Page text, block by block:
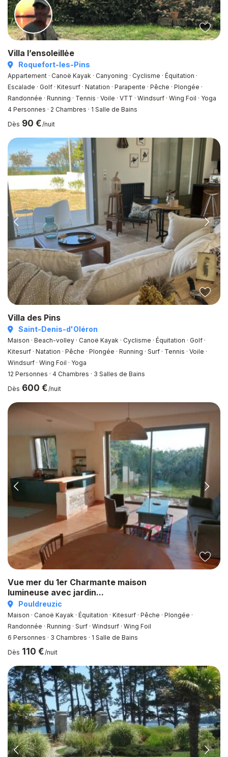
Villa l’ensoleillėe
Roquefort-les-Pins
Appartement · Canoë Kayak · Canyoning · Cyclisme · Équitation ·
Escalade · Golf · Kitesurf · Natation · Parapente · Pêche · Plongée ·
Randonnée · Running · Tennis · Voile · VTT · Windsurf · Wing Foil · Yoga
4 Personnes · 2 Chambres · 1 Salle de Bains
Dès 90 €/nuit
Villa des Pins
Saint-Denis-d'Oléron
Maison · Beach-volley · Canoë Kayak · Cyclisme · Équitation · Golf ·
Kitesurf · Natation · Pêche · Plongée · Running · Surf · Tennis · Voile ·
Windsurf · Wing Foil · Yoga
12 Personnes · 4 Chambres · 3 Salles de Bains
Dès 600 €/nuit
Vue mer du 1er Charmante maison
lumineuse avec jardin...
Pouldreuzic
Maison · Canoë Kayak · Équitation · Kitesurf · Pêche · Plongée ·
Randonnée · Running · Surf · Windsurf · Wing Foil
6 Personnes · 3 Chambres · 1 Salle de Bains
Dès 110 €/nuit